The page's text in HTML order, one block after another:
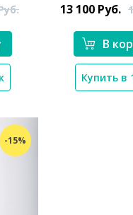
13 100 Руб.
В
Купить в
-15%